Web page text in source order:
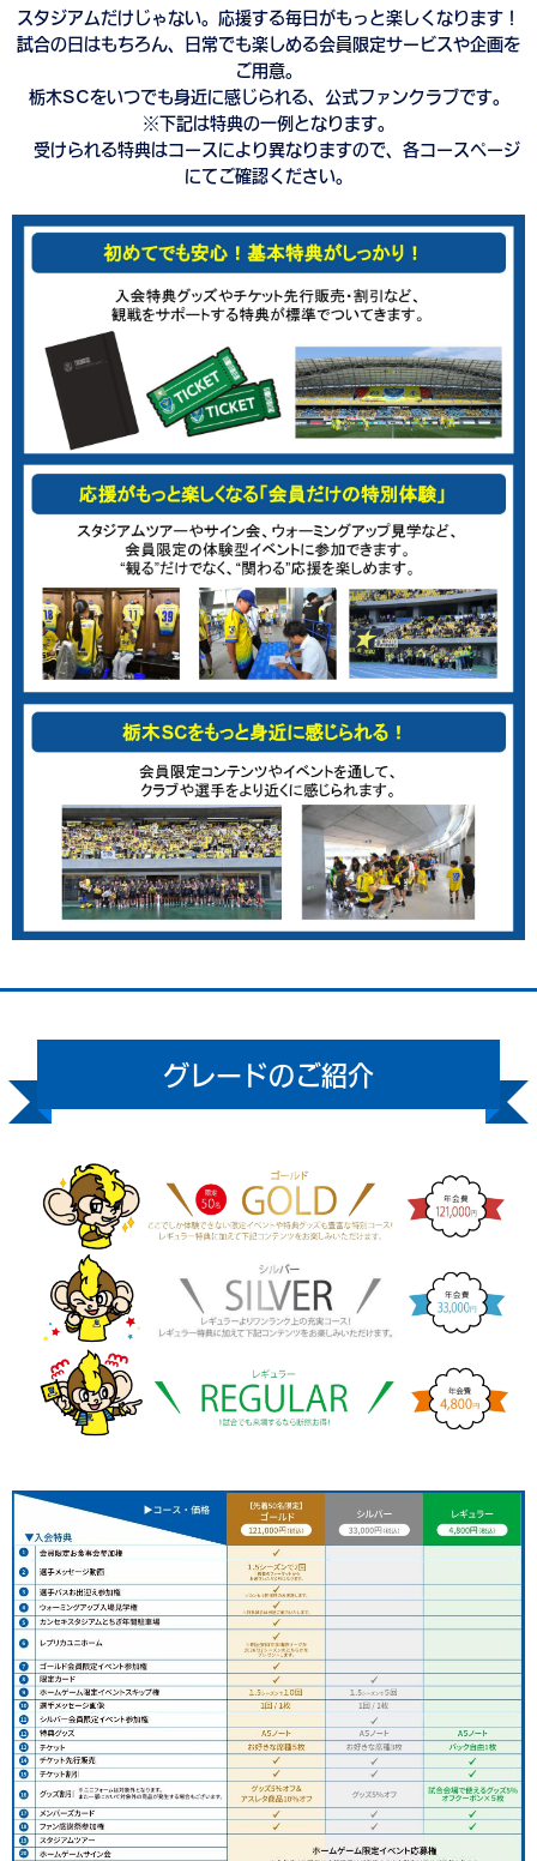
スタジアムだけじゃない。応援する毎日がもっと楽しくなります！
試合の日はもちろん、日常でも楽しめる会員限定サービスや企画を
ご用意。
栃木SCをいつでも身近に感じられる、公式ファンクラブです。
※下記は特典の一例となります。
受けられる特典はコースにより異なりますので、各コースページ
にてご確認ください。
グレードのご紹介